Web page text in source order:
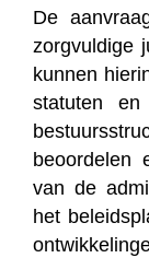
De
zorgvuldige
kunnen
statuten
beoordelen
van de
het